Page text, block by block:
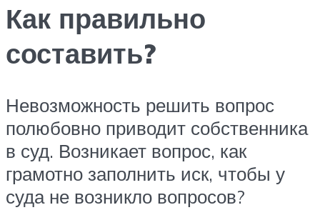
Как правильно
составить?
Невозможность решить вопрос
полюбовно приводит собственника
в суд. Возникает вопрос, как
грамотно заполнить иск, чтобы у
суда не возникло вопросов?